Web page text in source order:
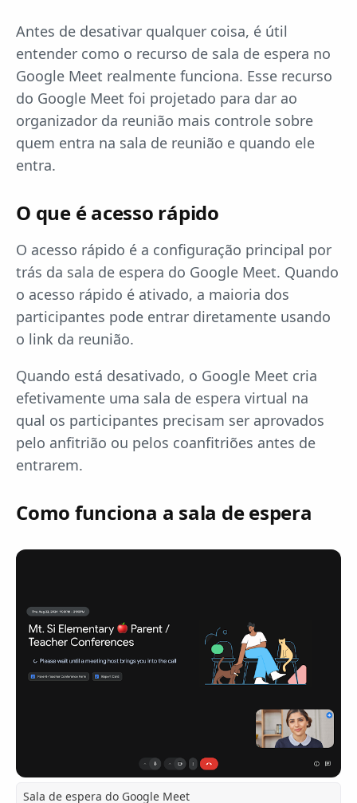
Antes de desativar qualquer coisa, é útil
entender como o recurso de sala de espera no
Google Meet realmente funciona. Esse recurso
do Google Meet foi projetado para dar ao
organizador da reunião mais controle sobre
quem entra na sala de reunião e quando ele
entra.
O que é acesso rápido
O acesso rápido é a configuração principal por
trás da sala de espera do Google Meet. Quando
o acesso rápido é ativado, a maioria dos
participantes pode entrar diretamente usando
o link da reunião.
Quando está desativado, o Google Meet cria
efetivamente uma sala de espera virtual na
qual os participantes precisam ser aprovados
pelo anfitrião ou pelos coanfitriões antes de
entrarem.
Como funciona a sala de espera
Sala de espera do Google Meet